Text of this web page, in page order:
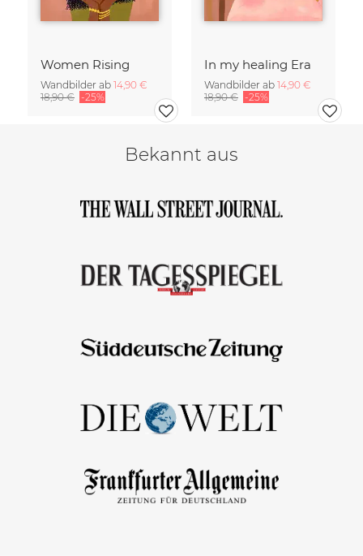
Women Rising
Wandbilder ab 14,90 €
18,90 € -25%
In my healing Era
Wandbilder ab 14,90 €
18,90 € -25%
Bekannt aus